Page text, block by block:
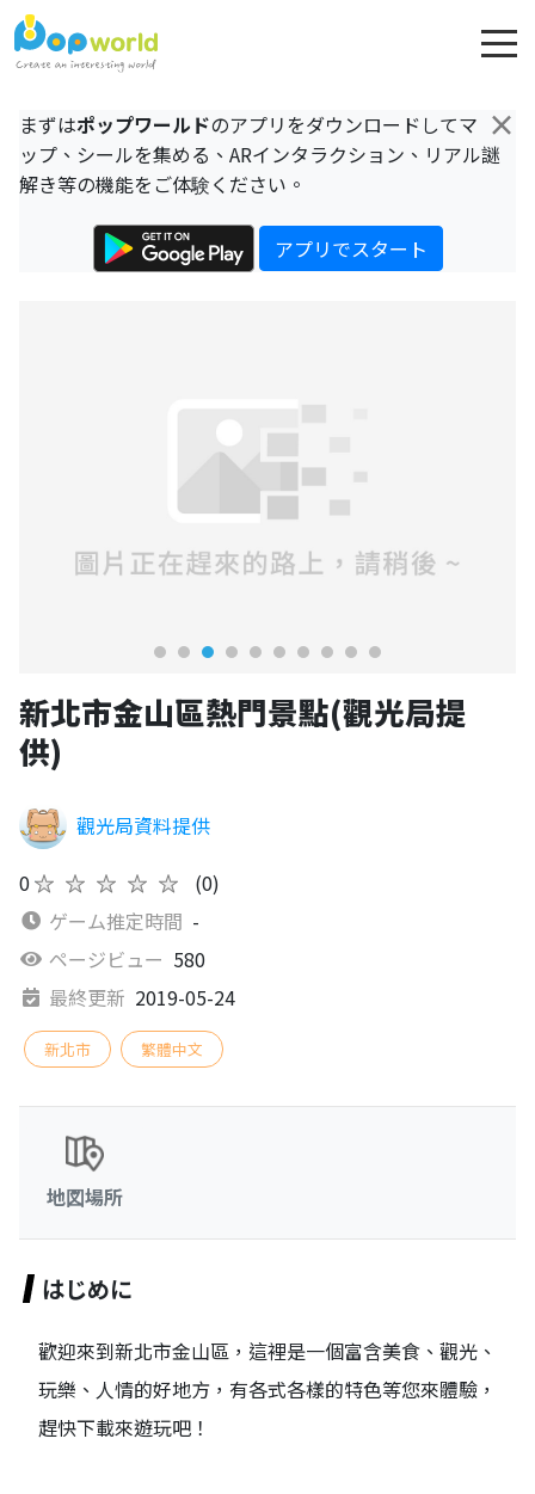
×
まずはポップワールドのアプリをダウンロードしてマ
ップ、シールを集める、ARインタラクション、リアル謎
解き等の機能をご体験ください。
アプリでスタート
新北市金山區熱門景點(觀光局提
供)
觀光局資料提供
0★★★★★
(0)
ゲーム推定時間 -
ページビュー 580
最終更新 2019-05-24
新北市 繁體中文
地図場所
はじめに
歡迎來到新北市金山區，這裡是一個富含美食、觀光、
玩樂、人情的好地方，有各式各樣的特色等您來體驗，
趕快下載來遊玩吧！